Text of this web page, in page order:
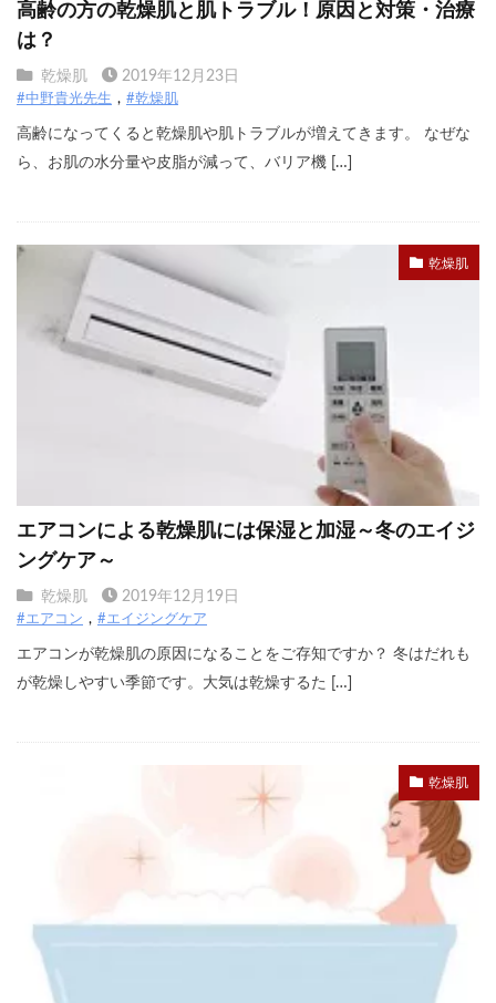
高齢の方の乾燥肌と肌トラブル！原因と対策・治療
は？
乾燥肌 2019年12月23日
#中野貴光先生 #乾燥肌
高齢になってくると乾燥肌や肌トラブルが増えてきます。 なぜな
ら、お肌の水分量や皮脂が減って、バリア機 […]
乾燥肌
エアコンによる乾燥肌には保湿と加湿～冬のエイジ
ングケア～
乾燥肌 2019年12月19日
#エアコン #エイジングケア
エアコンが乾燥肌の原因になることをご存知ですか？ 冬はだれも
が乾燥しやすい季節です。大気は乾燥するた […]
乾燥肌